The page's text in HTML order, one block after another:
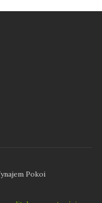
Pokoi